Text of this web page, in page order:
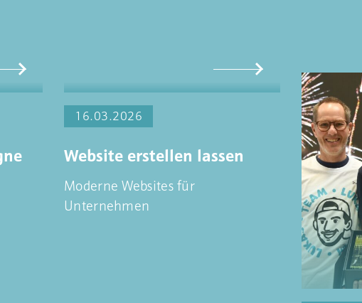
16.03.2026
Website erstellen lassen
Moderne Websites für
Unternehmen